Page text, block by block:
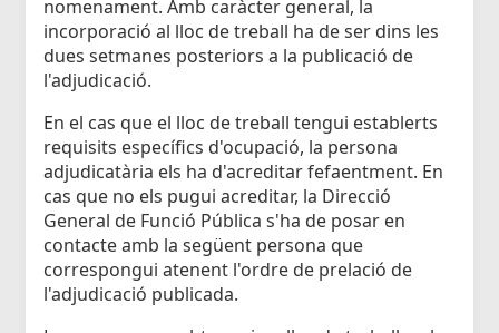
nomenament. Amb caràcter general, la
incorporació al lloc de treball ha de ser dins les
dues setmanes posteriors a la publicació de
l'adjudicació.
En el cas que el lloc de treball tengui establerts
requisits específics d'ocupació, la persona
adjudicatària els ha d'acreditar fefaentment. En
cas que no els pugui acreditar, la Direcció
General de Funció Pública s'ha de posar en
contacte amb la següent persona que
correspongui atenent l'ordre de prelació de
l'adjudicació publicada.